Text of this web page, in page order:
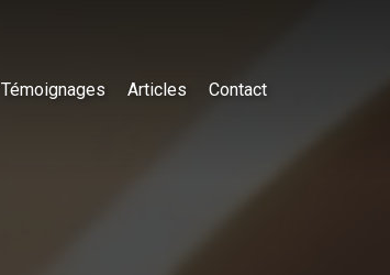
Témoignages Articles Contact